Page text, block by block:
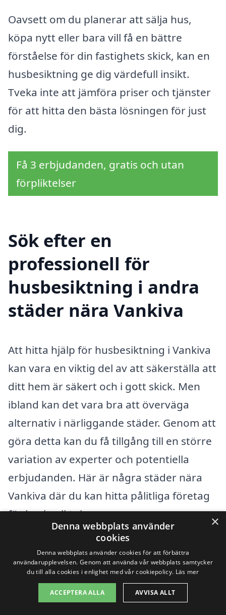
Oavsett om du planerar att sälja hus,
köpa nytt eller bara vill få en bättre
förståelse för din fastighets skick, kan en
husbesiktning ge dig värdefull insikt.
Tveka inte att jämföra priser och tjänster
för att hitta den bästa lösningen för just
dig.
Få 3 erbjudanden, gratis och utan
förpliktelser
Sök efter en
professionell för
husbesiktning i andra
städer nära Vankiva
Att hitta hjälp för husbesiktning i Vankiva
kan vara en viktig del av att säkerställa att
ditt hem är säkert och i gott skick. Men
ibland kan det vara bra att överväga
alternativ i närliggande städer. Genom att
göra detta kan du få tillgång till en större
variation av experter och potentiella
erbjudanden. Här är några städer nära
Vankiva där du kan hitta pålitliga företag
för husbesiktning:
Östra Göinge
Kristianstad
×
Denna webbplats använder
cookies
Denna webbplats använder cookies för att förbättra
användarupplevelsen. Genom att använda vår webbplats samtycker
du till alla cookies i enlighet med vår cookiepolicy. Läs mer
ACCEPTERA ALLA AVVISA ALLT